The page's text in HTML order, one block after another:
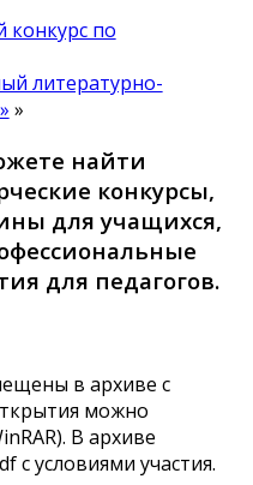
конкурс по
литературно-
»
найти
конкурсы,
для учащихся,
для педагогов.
в архиве с
можно
В архиве
с условиями участия.